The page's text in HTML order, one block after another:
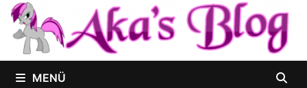
Zum
Inhalt
springen
MENÜ